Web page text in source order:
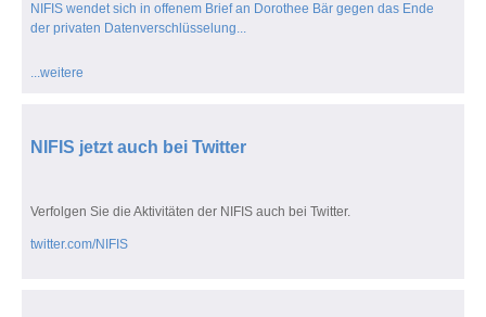
NIFIS wendet sich in offenem Brief an Dorothee Bär gegen das Ende
der privaten Datenverschlüsselung...
...weitere
NIFIS jetzt auch bei Twitter
Verfolgen Sie die Aktivitäten der NIFIS auch bei Twitter.
twitter.com/NIFIS